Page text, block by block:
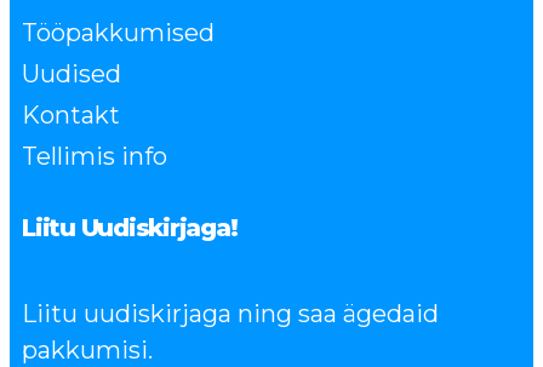
Tööpakkumised
Uudised
Kontakt
Tellimis info
Liitu Uudiskirjaga!
Liitu uudiskirjaga ning saa ägedaid
pakkumisi.